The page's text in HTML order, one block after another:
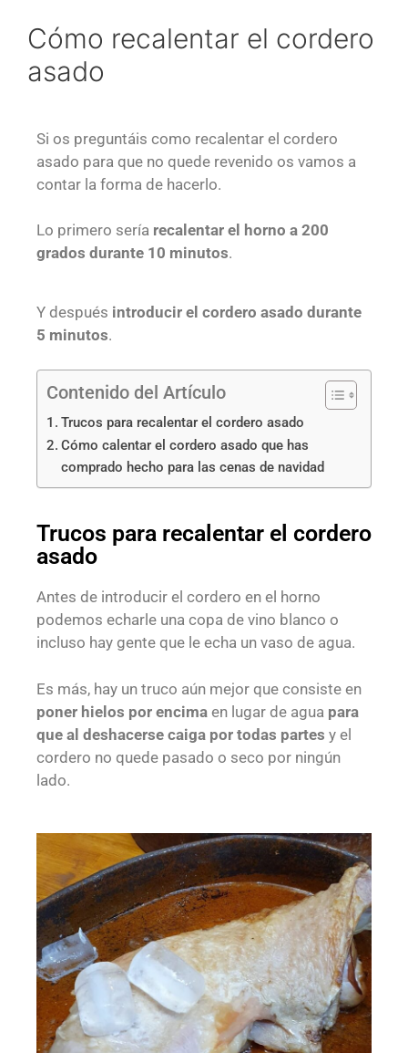
Cómo recalentar el cordero
asado
Si os preguntáis como recalentar el cordero
asado para que no quede revenido os vamos a
contar la forma de hacerlo.
Lo primero sería recalentar el horno a 200
grados durante 10 minutos.
Y después introducir el cordero asado durante
5 minutos.
Contenido del Artículo
Trucos para recalentar el cordero asado
Cómo calentar el cordero asado que has
comprado hecho para las cenas de navidad
Trucos para recalentar el cordero
asado
Antes de introducir el cordero en el horno
podemos echarle una copa de vino blanco o
incluso hay gente que le echa un vaso de agua.
Es más, hay un truco aún mejor que consiste en
poner hielos por encima en lugar de agua para
que al deshacerse caiga por todas partes y el
cordero no quede pasado o seco por ningún
lado.